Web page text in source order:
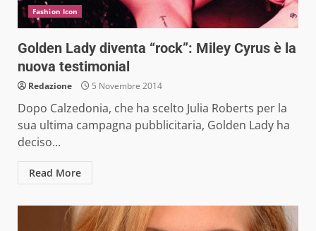
Fashion Icon
Golden Lady diventa “rock”: Miley Cyrus è la
nuova testimonial
Redazione 5 Novembre 2014
Dopo Calzedonia, che ha scelto Julia Roberts per la
sua ultima campagna pubblicitaria, Golden Lady ha
deciso...
Read More